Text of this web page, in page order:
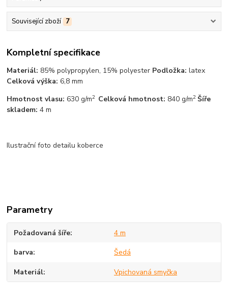
Související zboží 7
Kompletní specifikace
Materiál: 85% polypropylen, 15% polyester Podložka:latex
Celková výška: 6,8 mm
Hmotnost vlasu: 630 g/m2 Celková hmotnost: 840 g/m2 Šíře
skladem: 4 m
Ilustrační foto detailu koberce
Parametry
Požadovaná šíře 4 m
barva Šedá
Materiál Vpichovaná smyčka